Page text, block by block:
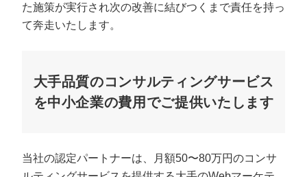
た施策が実行され次の改善に結びつくまで責任を持っ
て奔走いたします。
大手品質のコンサルティングサービス
を中小企業の費用でご提供いたします
当社の認定パートナーは、月額50〜80万円のコンサ